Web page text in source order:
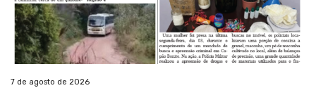
7 de agosto de 2026